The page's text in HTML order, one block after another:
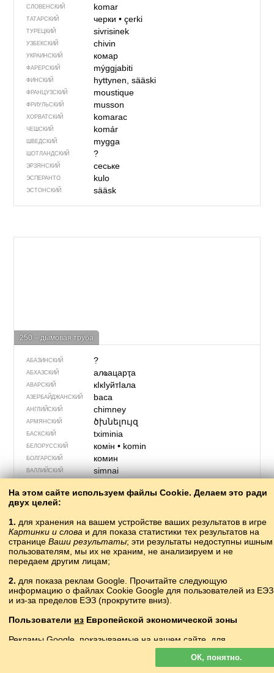
СЛОВЕНСКИЙ komar
ТАТАРСКИЙ черки• çerki
ТУРЕЦКИЙ sivrisinek
УЗБЕКСКИЙ chivin
УКРАИНСКИЙ комар
ФАРЕРСКИЙ mýggjabiti
ФИНСКИЙ hyttynen, sääski
ФРАНЦУЗСКИЙ moustique
ФРИУЛЬСКИЙ musson
ХОРВАТСКИЙ komarac
ЧЕШСКИЙ komár
ШВЕДСКИЙ mygga
ШОТЛАНДСКИЙ ?
ЭРЗЯНСКИЙ сеське
ЭСПЕРАНТО kulo
ЭСТОНСКИЙ sääsk
250 – дымовая труба
АБАЗИНСКИЙ ?
АБХАЗСКИЙ алҩацарҭа
АВАРСКИЙ кIкIуйтIала
АЗЕРБАЙДЖАН­СКИЙ baca
АНГЛИЙСКИЙ chimney
АРМЯНСКИЙ ծխնելույզ
БАСКСКИЙ tximinia
БЕЛОРУССКИЙ комін• komin
БОЛГАРСКИЙ комин
ВАЛЛИЙСКИЙ simnai
ВЕРХНЕЛУЖИЦКИЙ wuheń
ГРЕЧЕСКИЙ
ГРУЗИНСКИЙ საკვამურიsɑkʼvɑmuri
ДАТСКИЙ skorsten
ИРЛАНДСКИЙ simléar
ИСЛАНДСКИЙ reykháfur, skorsteinn
ИСПАНСКИЙ chimenea
ИТАЛЬЯНСКИЙ ciminiera
КАЗАХСКИЙ түтіндік
КАТАЛАНСКИЙ xemeneia
КАШУБСКИЙ kòmin
КИТАЙСКИЙ 烟囪yāncōng
На этом сайте используем файлы Cookie. Делаем это ради
двух целей:
1. для хранения на вашем устройстве ваших результатов в игре
Картинки и слова и для показа статистики тех результатов на
странице Ваши результаты; эти результаты недоступны ишным
пользователям, мы их не храним, не анализируем и не
передаем другим лицам;
2. для показа реклам Google. Прочитайте следующую
информацию о файлах Cookie Google для пользователей из ЕЭЗ
и из-за пределов ЕЭЗ (прокрутите вниз).
Пользователи из Европейской экономической зоны
Рекламы Google, показываемые на нашем сайте, для
персонализируются. В такой рекламе
файлы cookie не используются для персонализации объявлений,
но служат для ограничения частоты показов, подготовки сводных
ОК, понятно.